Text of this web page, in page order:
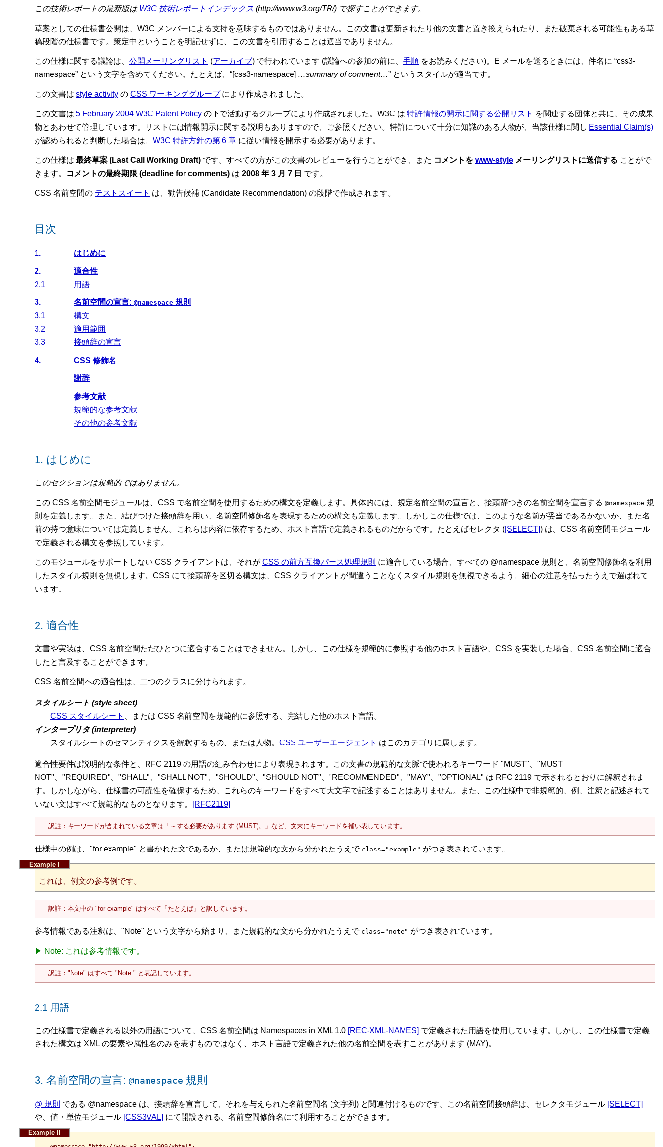
この技術レポートの最新版は W3C 技術レポートインデックス (http://www.w3.org/TR/) で探すことができます。
草案としての仕様書公開は、W3C メンバーによる支持を意味するものではありません。この文書は更新されたり他の文書と置き換えられたり、また破棄される可能性もある草
稿段階の仕様書です。策定中ということを明記せずに、この文書を引用することは適当でありません。
この仕様に関する議論は、 公開メーリングリスト (アーカイブ) で行われています (議論への参加の前に、 手順 をお読みください)。E メールを送るときには、件名に “css3-
namespace” という文字を含めてください。たとえば、“[css3-namespace] …summary of comment…” というスタイルが適当です。
この文書は style activity の CSS ワーキンググループにより作成されました。
この文書は 5 February 2004 W3C Patent Policy の下で活動するグループにより作成されました。W3C は 特許情報の開示に関する公開リスト を関連する団体と共に、その成果
物とあわせて管理しています。リストには情報開示に関する説明もありますので、ご参照ください。特許について十分に知識のある人物が、当該仕様に関し Essential Claim(s)
が認められると判断した場合は、 W3C 特許方針の第 6 章 に従い情報を開示する必要があります。
この仕様は 最終草案 (Last Call Working Draft) です。すべての方がこの文書のレビューを行うことができ、また コメントを www-style メーリングリストに送信する ことがで
きます。
コメントの最終期限 (deadline for comments) は 2008 年 3 月 7 日 です。
CSS 名前空間の テストスイート は、勧告候補 (Candidate Recommendation) の段階で作成されます。
目次
1. はじめに
2.
適合性
2.1
用語
3. 名前空間の宣言: @namespace 規則
3.1
構文
3.2
適用範囲
3.3
接頭辞の宣言
4. CSS 修飾名
謝辞
参考文献
規範的な参考文献
その他の参考文献
1. はじめに
このセクションは規範的ではありません。
この CSS 名前空間モジュールは、CSS で名前空間を使用するための構文を定義します。具体的には、規定名前空間の宣言と、接頭辞つきの名前空間を宣言する @namespace 規
則を定義します。また、結びつけた接頭辞を用い、名前空間修飾名を表現するための構文も定義します。しかしこの仕様では、このような名前が妥当であるかないか、また名
前の持つ意味については定義しません。これらは内容に依存するため、ホスト言語で定義されるものだからです。たとえばセレクタ ([SELECT]) は、CSS 名前空間モジュール
で定義される構文を参照しています。
このモジュールをサポートしない CSS クライアントは、それが CSS の前方互換パース処理規則 に適合している場合、すべての @namespace 規則と、名前空間修飾名を利用
したスタイル規則を無視します。CSS にて接頭辞を区切る構文は、CSS クライアントが間違うことなくスタイル規則を無視できるよう、細心の注意を払ったうえで選ばれて
います。
2. 適合性
文書や実装は、CSS 名前空間ただひとつに適合することはできません。しかし、この仕様を規範的に参照する他のホスト言語や、CSS を実装した場合、CSS 名前空間に適合
したと言及することができます。
CSS 名前空間への適合性は、二つのクラスに分けられます。
スタイルシート (style sheet)
CSS スタイルシート
、または CSS 名前空間を規範的に参照する、完結した他のホスト言語。
インタープリタ (interpreter)
スタイルシートのセマンティクスを解釈するもの、または人物。 CSS ユーザーエージェント はこのカテゴリに属します。
適合性要件は説明的な条件と、RFC 2119 の用語の組み合わせにより表現されます。この文書の規範的な文脈で使われるキーワード "MUST"、"MUST
NOT"、"REQUIRED"、"SHALL"、"SHALL NOT"、"SHOULD"、"SHOULD NOT"、"RECOMMENDED"、"MAY"、"OPTIONAL" は RFC 2119 で示されるとおりに解釈されま
す。しかしながら、仕様書の可読性を確保するため、これらのキーワードをすべて大文字で記述することはありません。また、この仕様中で非規範的、例、注釈と記述されて
いない文はすべて規範的なものとなります。
[RFC2119]
訳註：キーワードが含まれている文章は「～する必要があります (MUST)。」など、文末にキーワードを補い表しています。
仕様中の例は、"for example" と書かれた文であるか、または規範的な文から分かれたうえで class="example" がつき表されています。
これは、例文の参考例です。
訳註：本文中の "for example" はすべて「たとえば」と訳しています。
参考情報である注釈は、"Note" という文字から始まり、また規範的な文から分かれたうえで class="note" がつき表されています。
Note: これは参考情報です。
訳註："Note" はすべて "Note:" と表記しています。
2.1 用語
この仕様書で定義される以外の用語について、CSS 名前空間は Namespaces in XML 1.0 [REC-XML-NAMES] で定義された用語を使用しています。しかし、この仕様書で定義
された構文は XML の要素や属性名のみを表すものではなく、ホスト言語で定義された他の名前空間を表すことがあります (MAY)。
3. 名前空間の宣言: @namespace 規則
@ 規則 である @namespace は、接頭辞を宣言して、それを与えられた名前空間名 (文字列) と関連付けるものです。この名前空間接頭辞は、セレクタモジュール [SELECT]
や、値・単位モジュール [CSS3VAL] にて開設される、名前空間修飾名にて利用することができます。